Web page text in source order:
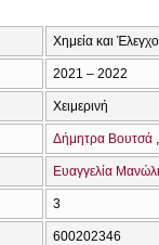
Χημεία και
2021 – 2022
Χειμερινή
Δήμητρα Βουτσά
Ευαγγελία
3
600202346